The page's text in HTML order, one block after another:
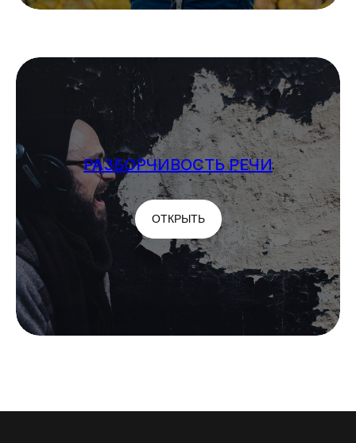
РАЗБОРЧИВОСТЬ РЕЧИ
ОТКРЫТЬ